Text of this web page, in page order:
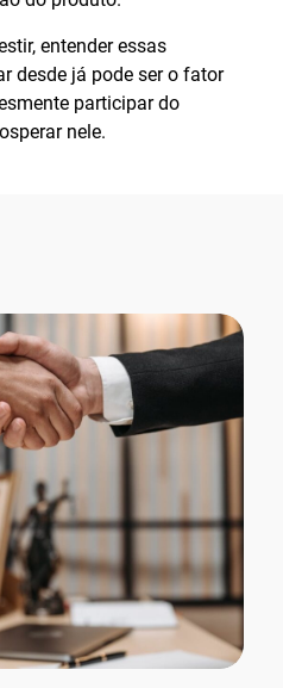
entender essas
desde já pode ser o fator
participar do
nele.